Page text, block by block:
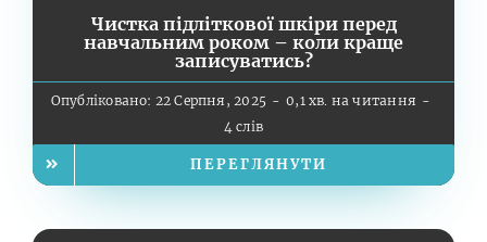
Чистка підліткової шкіри перед
навчальним роком – коли краще
записуватись?
Опубліковано: 22 Серпня, 2025 - 0,1 хв. на читання -
4 слів
ПЕРЕГЛЯНУТИ